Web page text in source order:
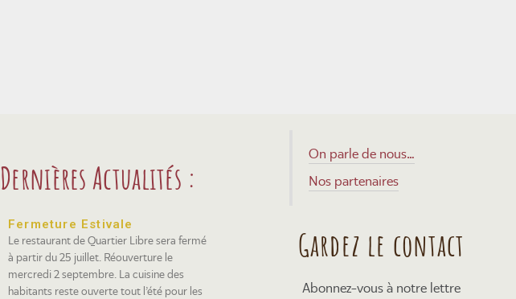
Dernières Actualités :
Fermeture Estivale
Le restaurant de Quartier Libre sera fermé
à partir du 25 juillet. Réouverture le
mercredi 2 septembre. La cuisine des
habitants reste ouverte tout l’été pour les
On parle de nous…
Nos partenaires
Gardez le contact
Abonnez-vous à notre lettre